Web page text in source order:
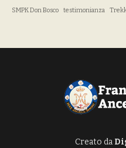
SMPK Don Bosco testimonianza
Creato da